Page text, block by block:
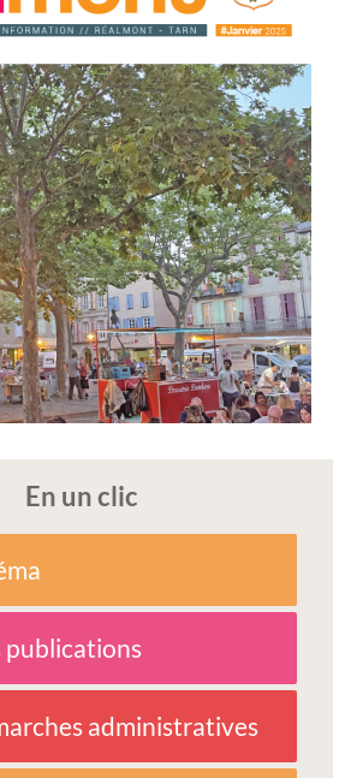
En un clic
publications
administratives